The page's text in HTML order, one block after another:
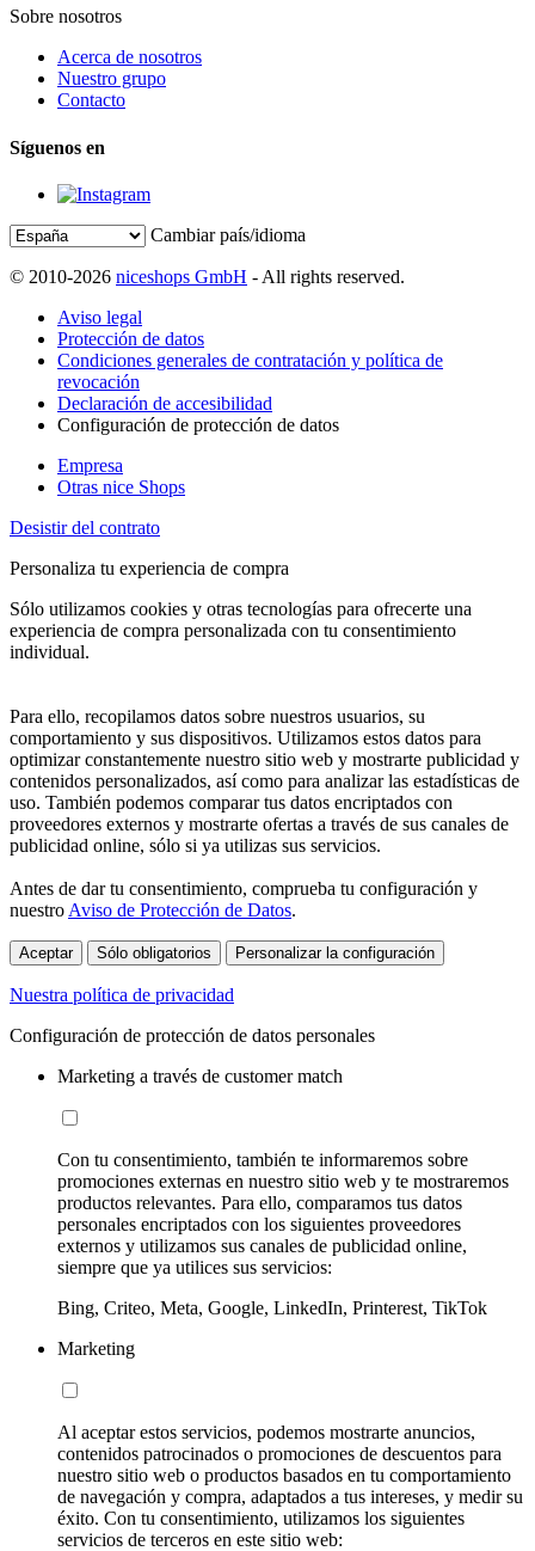
Sobre nosotros
Acerca de nosotros
Nuestro grupo
Contacto
Síguenos en
Cambiar país/idioma
© 2010-2026 niceshops GmbH - All rights reserved.
Aviso legal
Protección de datos
Condiciones generales de contratación y política de
revocación
Declaración de accesibilidad
Configuración de protección de datos
Empresa
Otras nice Shops
Desistir del contrato
Personaliza tu experiencia de compra
Sólo utilizamos cookies y otras tecnologías para ofrecerte una
experiencia de compra personalizada con tu consentimiento
individual.
Para ello, recopilamos datos sobre nuestros usuarios, su
comportamiento y sus dispositivos. Utilizamos estos datos para
optimizar constantemente nuestro sitio web y mostrarte publicidad y
contenidos personalizados, así como para analizar las estadísticas de
uso. También podemos comparar tus datos encriptados con
proveedores externos y mostrarte ofertas a través de sus canales de
publicidad online, sólo si ya utilizas sus servicios.
Antes de dar tu consentimiento, comprueba tu configuración y
nuestro Aviso de Protección de Datos.
Aceptar Sólo obligatorios Personalizar la configuración
Nuestra política de privacidad
Configuración de protección de datos personales
Marketing a través de customer match
Con tu consentimiento, también te informaremos sobre
promociones externas en nuestro sitio web y te mostraremos
productos relevantes. Para ello, comparamos tus datos
personales encriptados con los siguientes proveedores
externos y utilizamos sus canales de publicidad online,
siempre que ya utilices sus servicios:
Bing, Criteo, Meta, Google, LinkedIn, Printerest, TikTok
Marketing
Al aceptar estos servicios, podemos mostrarte anuncios,
contenidos patrocinados o promociones de descuentos para
nuestro sitio web o productos basados en tu comportamiento
de navegación y compra, adaptados a tus intereses, y medir su
éxito. Con tu consentimiento, utilizamos los siguientes
servicios de terceros en este sitio web: